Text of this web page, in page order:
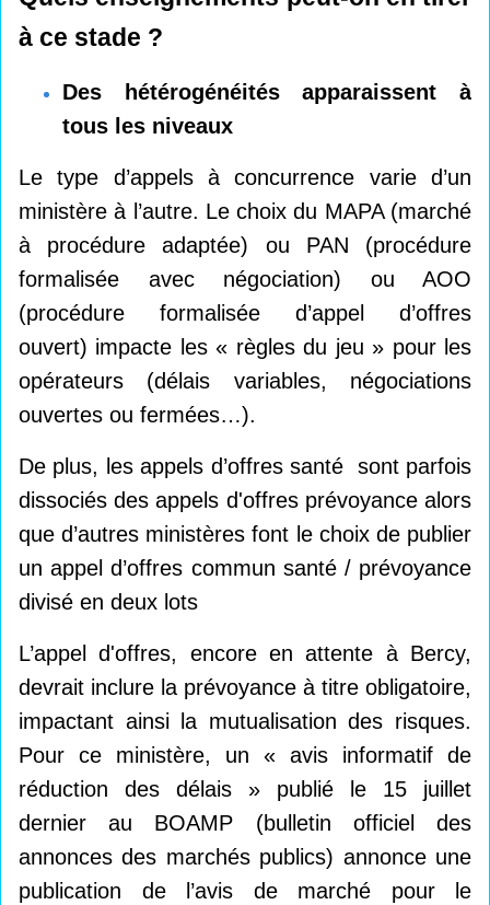
à ce stade ?
Des hétérogénéités apparaissent à
tous les niveaux
Le type d’appels à concurrence varie d’un
ministère à l’autre. Le choix du MAPA (marché
à procédure adaptée) ou PAN (procédure
formalisée avec négociation) ou AOO
(procédure formalisée d’appel d’offres
ouvert) impacte les « règles du jeu » pour les
opérateurs (délais variables, négociations
ouvertes ou fermées…).
De plus, les appels d’offres santé sont parfois
dissociés des appels d'offres prévoyance alors
que d’autres ministères font le choix de publier
un appel d’offres commun santé / prévoyance
divisé en deux lots
L’appel d'offres, encore en attente à Bercy,
devrait inclure la prévoyance à titre obligatoire,
impactant ainsi la mutualisation des risques.
Pour ce ministère, un « avis informatif de
réduction des délais » publié le 15 juillet
dernier au BOAMP (bulletin officiel des
annonces des marchés publics) annonce une
publication de l’avis de marché pour le